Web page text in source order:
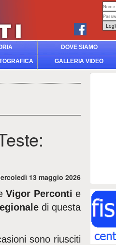
DOVE SIAMO
GALLERIA VIDEO
13 maggio 2026
Vigor Perconti e
di questa
sono riusciti